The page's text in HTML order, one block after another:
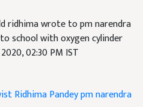
ridhima wrote to pm narendra
school with oxygen cylinder
02:30 PM IST
Ridhima Pandeypm narendra